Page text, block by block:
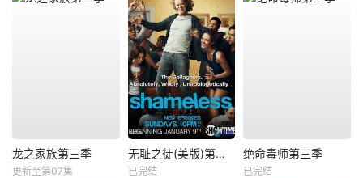
龙之家族第三季
更新至第07集
无耻之徒(美版)第一季
已完结
绝命毒师第三季
已完结